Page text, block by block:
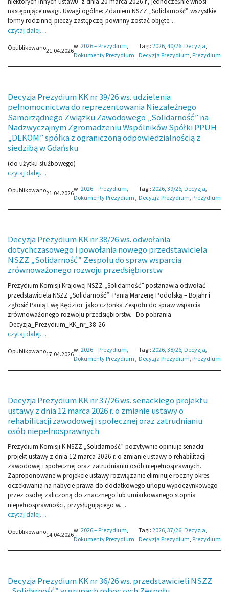
następujące uwagi. Uwagi ogólne: Zdaniem NSZZ „Solidarność” wszystkie
formy rodzinnej pieczy zastępczej powinny zostać objęte…
czytaj dalej…
Opublikowano21.04.2026
w: 2026 – Prezydium
Dokumenty Prezydium ,
Tagi:2026, 40/26, Decyzja
Decyzja Prezydium, Prezydium
Decyzja Prezydium KK nr 39/26 ws. udzielenia
pełnomocnictwa do reprezentowania Niezależnego
Samorządnego Związku Zawodowego „Solidarność” na
Nadzwyczajnym Zgromadzeniu Wspólników Spółki PPUH
„DEKOM” spółka z ograniczoną odpowiedzialnością z
siedzibą w Gdańsku
(do użytku służbowego)
czytaj dalej…
Opublikowano21.04.2026
w: 2026 – Prezydium
Dokumenty Prezydium ,
Tagi:2026, 39/26, Decyzja
Decyzja Prezydium, Prezydium
Decyzja Prezydium KK nr 38/26 ws. odwołania
dotychczasowego i powołania nowego przedstawiciela
NSZZ „Solidarność” Zespołu do spraw wsparcia
zrównoważonego rozwoju przedsiębiorstw
Prezydium Komisji Krajowej NSZZ „Solidarność” postanawia odwołać
przedstawiciela NSZZ „Solidarność” Panią Marzenę Podolską – Bojahr i
zgłosić Panią Ewę Kędzior jako członka Zespołu do spraw wsparcia
zrównoważonego rozwoju przedsiębiorstw. Do pobrania
Decyzja_Prezydium_KK_nr_38-26
czytaj dalej…
Opublikowano17.04.2026
w: 2026 – Prezydium
Dokumenty Prezydium ,
Tagi:2026, 38/26, Decyzja
Decyzja Prezydium, Prezydium
Decyzja Prezydium KK nr 37/26 ws. senackiego projektu
ustawy z dnia 12 marca 2026 r. o zmianie ustawy o
rehabilitacji zawodowej i społecznej oraz zatrudnianiu
osób niepełnosprawnych
Prezydium Komisji K NSZZ „Solidarność” pozytywnie opiniuje senacki
projekt ustawy z dnia 12 marca 2026 r. o zmianie ustawy o rehabilitacji
zawodowej i społecznej oraz zatrudnianiu osób niepełnosprawnych.
Zaproponowane w projekcie ustawy rozwiązanie eliminuje roczny okres
oczekiwania na nabycie prawa do dodatkowego urlopu wypoczynkowego
przez osobę zaliczoną do znacznego lub umiarkowanego stopnia
niepełnosprawności, przysługującego w…
czytaj dalej…
Opublikowano14.04.2026
w: 2026 – Prezydium
Dokumenty Prezydium ,
Tagi:2026, 37/26, Decyzja
Decyzja Prezydium, Prezydium
Decyzja Prezydium KK nr 36/26 ws. przedstawicieli NSZZ